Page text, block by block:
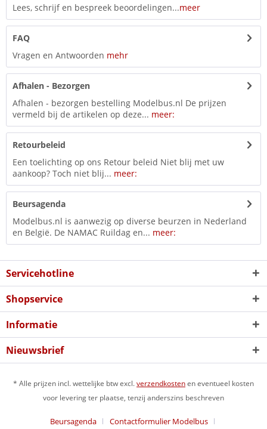
Lees, schrijf en bespreek beoordelingen...meer
FAQ
Vragen en Antwoorden mehr
Afhalen - Bezorgen
Afhalen - bezorgen bestelling Modelbus.nl De prijzen
vermeld bij de artikelen op deze... meer:
Retourbeleid
Een toelichting op ons Retour beleid Niet blij met uw
aankoop? Toch niet blij... meer:
Beursagenda
Modelbus.nl is aanwezig op diverse beurzen in Nederland
en België. De NAMAC Ruildag en... meer:
Servicehotline
Shopservice
Informatie
Nieuwsbrief
* Alle prijzen incl. wettelijke btw excl.verzendkostenen eventueel kosten
voor levering ter plaatse, tenzij anderszins beschreven
Beursagenda
Contactformulier Modelbus